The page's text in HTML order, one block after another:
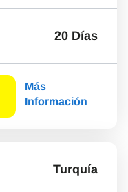
20 Días
Más
Información
Turquía